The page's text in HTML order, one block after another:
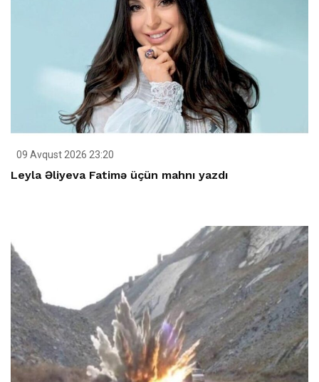
09 Avqust 2026 23:20
Leyla Əliyeva Fatimə üçün mahnı yazdı